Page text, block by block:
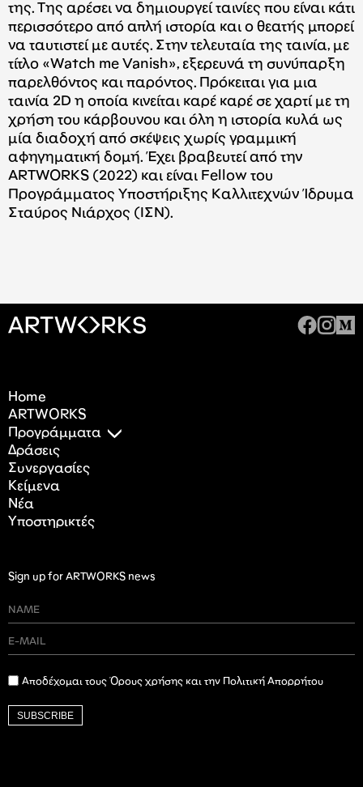
της. Της αρέσει να δημιουργεί ταινίες που είναι κάτι
περισσότερο από απλή ιστορία και ο θεατής μπορεί
να ταυτιστεί με αυτές. Στην τελευταία της ταινία, με
τίτλο «Watch me Vanish», εξερευνά τη συνύπαρξη
παρελθόντος και παρόντος. Πρόκειται για μια
ταινία 2D η οποία κινείται καρέ καρέ σε χαρτί με τη
χρήση του κάρβουνου και όλη η ιστορία κυλά ως
μία διαδοχή από σκέψεις χωρίς γραμμική
αφηγηματική δομή. Έχει βραβευτεί από την
ARTWORKS (2022) και είναι Fellow του
Προγράμματος Υποστήριξης Καλλιτεχνών Ίδρυμα
Σταύρος Νιάρχος (ΙΣΝ).
Home
ARTWORKS
Προγράμματα
Δράσεις
Συνεργασίες
Κείμενα
Nέα
Υποστηρικτές
Sign up for ARTWORKS news
Αποδέχομαι τους Όρους χρήσης και την Πολιτική Απορρήτου
SUBSCRIBE